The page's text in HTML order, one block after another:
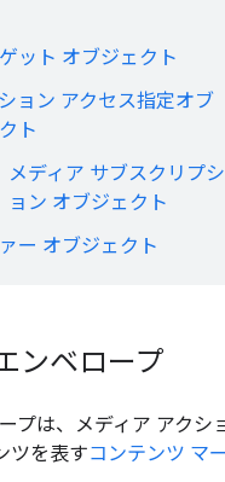
ット オブジェクト
ョン アクセス指定オブ
ト
メディア サブスクリプシ
ョン オブジェクト
ー オブジェクト
ンベロープ
プは、メディア アク
ツを表すコンテンツ マ